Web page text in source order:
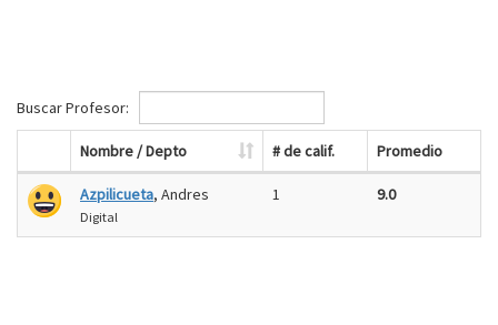
Buscar Profesor:
Nombre / Depto # de calif. Promedio
Azpilicueta, Andres
Digital
1 9.0